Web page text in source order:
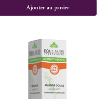
Ajouter au panier